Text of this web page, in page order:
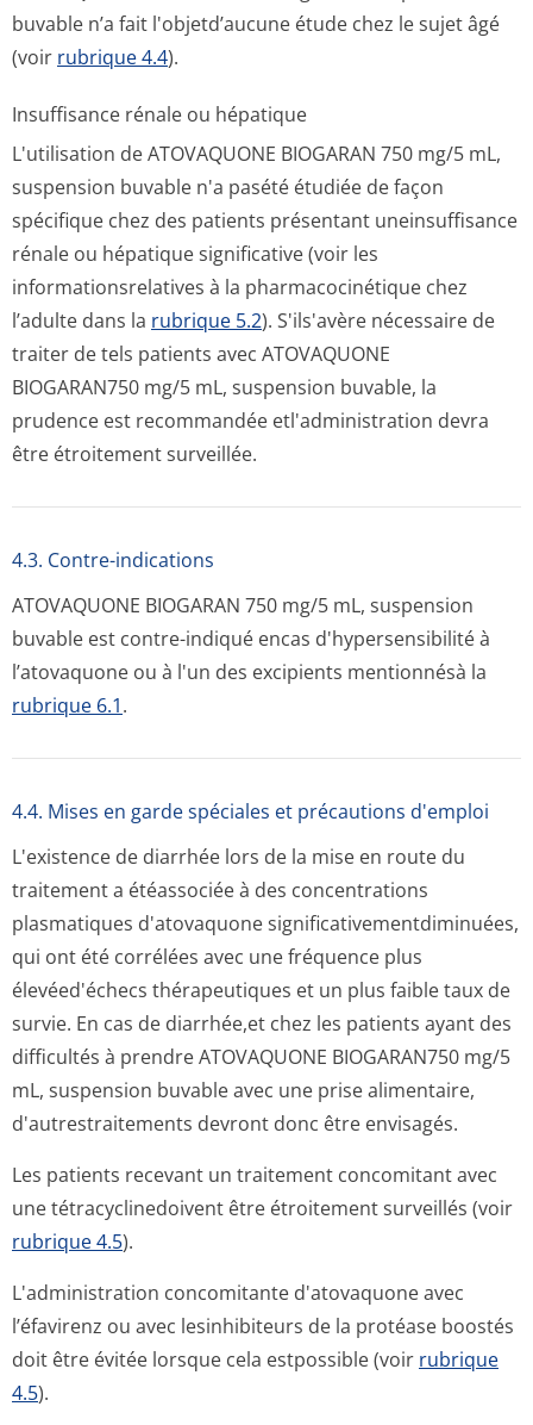
buvable n’a fait l'objetd’aucune étude chez le sujet âgé
(voir rubrique 4.4).
Insuffisance rénale ou hépatique
L'utilisation de ATOVAQUONE BIOGARAN 750 mg/5 mL,
suspension buvable n'a pasété étudiée de façon
spécifique chez des patients présentant uneinsuffisance
rénale ou hépatique significative (voir les
informationsre­latives à la pharmacocinétique chez
l’adulte dans la rubrique 5.2). S'ils'avère nécessaire de
traiter de tels patients avec ATOVAQUONE
BIOGARAN750 mg/5 mL, suspension buvable, la
prudence est recommandée etl'administration devra
être étroitement surveillée.
4.3. Contre-indications
ATOVAQUONE BIOGARAN 750 mg/5 mL, suspension
buvable est contre-indiqué encas d'hypersensibilité à
l’atovaquone ou à l'un des excipients mentionnésà la
rubrique 6.1.
4.4. Mises en garde spéciales et précautions d'emploi
L'existence de diarrhée lors de la mise en route du
traitement a étéassociée à des concentrations
plasmatiques d'atovaquone significative­mentdiminuées,
qui ont été corrélées avec une fréquence plus
élevéed'échecs thérapeutiques et un plus faible taux de
survie. En cas de diarrhée,et chez les patients ayant des
difficultés à prendre ATOVAQUONE BIOGARAN750 mg/5
mL, suspension buvable avec une prise alimentaire,
d'autrestraitements devront donc être envisagés.
Les patients recevant un traitement concomitant avec
une tétracyclinedoivent être étroitement surveillés (voir
rubrique 4.5).
L'administration concomitante d'atovaquone avec
l’éfavirenz ou avec lesinhibiteurs de la protéase boostés
doit être évitée lorsque cela estpossible (voir rubrique
4.5).